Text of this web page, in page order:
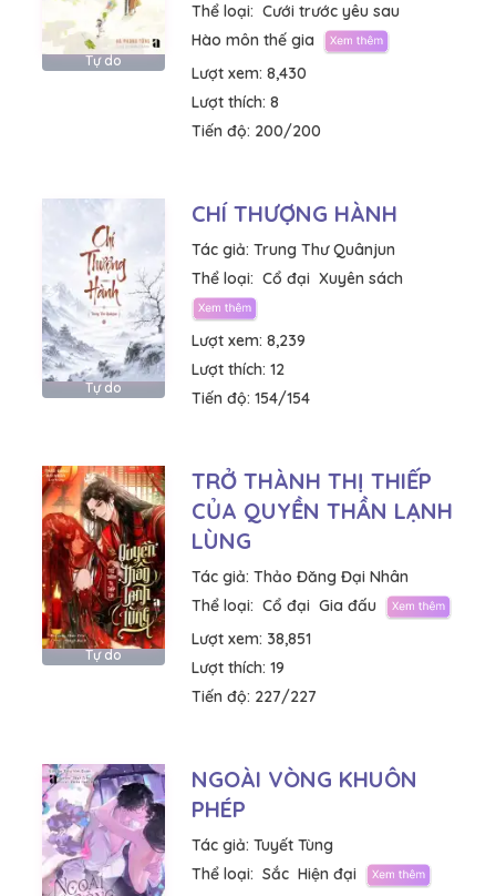
Tự do
Thể loại: Cưới trước yêu sau
Hào môn thế gia
Lượt xem: 8,430
Lượt thích: 8
Tiến độ: 200/200
Tự do
CHÍ THƯỢNG HÀNH
Tác giả: Trung Thư Quânjun
Thể loại: Cổ đại Xuyên sách
Lượt xem: 8,239
Lượt thích: 12
Tiến độ: 154/154
Tự do
TRỞ THÀNH THỊ THIẾP
CỦA QUYỀN THẦN LẠNH
LÙNG
Tác giả: Thảo Đăng Đại Nhân
Thể loại: Cổ đại Gia đấu
Lượt xem: 38,851
Lượt thích: 19
Tiến độ: 227/227
NGOÀI VÒNG KHUÔN
PHÉP
Tác giả: Tuyết Tùng
Thể loại: Sắc Hiện đại